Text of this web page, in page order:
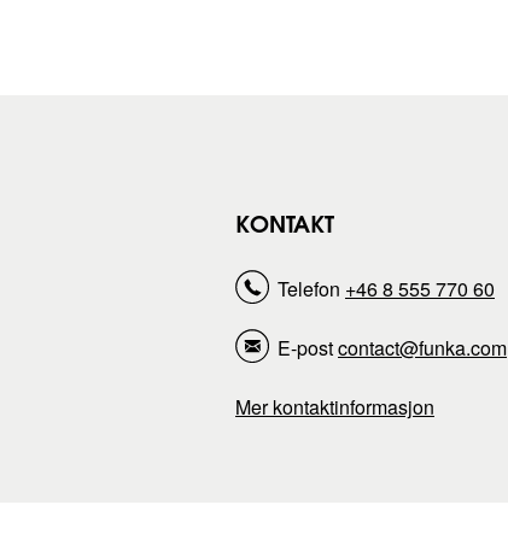
KONTAKT
Telefon +46 8 555 770 60
E-postcontact@funka.com
Mer kontaktinformasjon